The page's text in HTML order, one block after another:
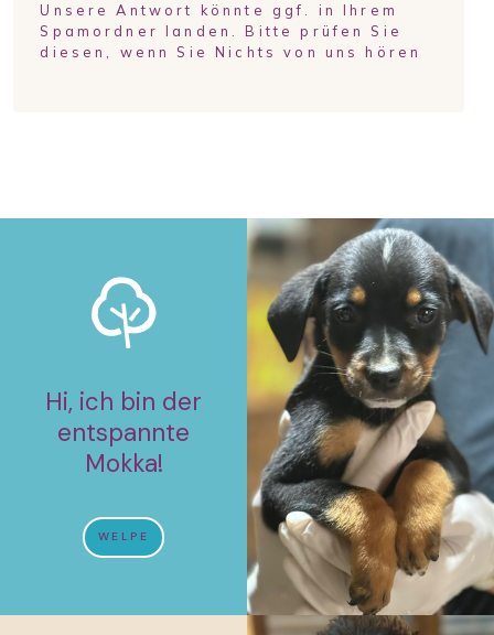
Unsere Antwort könnte ggf. in Ihrem
Spamordner landen. Bitte prüfen Sie
diesen, wenn Sie Nichts von uns hören
Hi, ich bin der
entspannte
Mokka!
WELPE